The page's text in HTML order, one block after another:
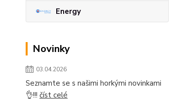
Energy
Novinky
03.04.2026
Seznamte se s našimi horkými novinkami
👌!!! číst celé